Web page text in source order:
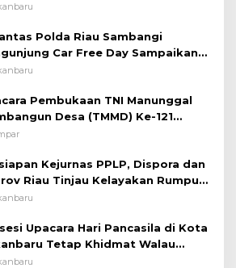
OMP LK ²024 Polsek Rumbai,
Memelihara dan Menjaga
Kondusif
Polda Riau Sambangi
Car Free Day Sampaikan
Edukasi Kamtibmas &
Pembukaan TNI Manunggal
Desa (TMMD) Ke-121
0313/KPR Tahun 2024) ?
Kejurnas PPLP, Dispora dan
Riau Tinjau Kelayakan Rumput
Sepakbola
Upacara Hari Pancasila di Kota
Tetap Khidmat Walau
Ruangan